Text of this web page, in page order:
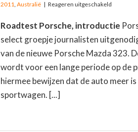
2011,Australië | Reageren uitgeschakeld
Roadtest Porsche, introductie
select groepje journalisten
van de nieuwe Porsche Mazda 323.
wordt voor een lange periode op de
hiermee bewijzen dat de auto meer is
sportwagen. [...]